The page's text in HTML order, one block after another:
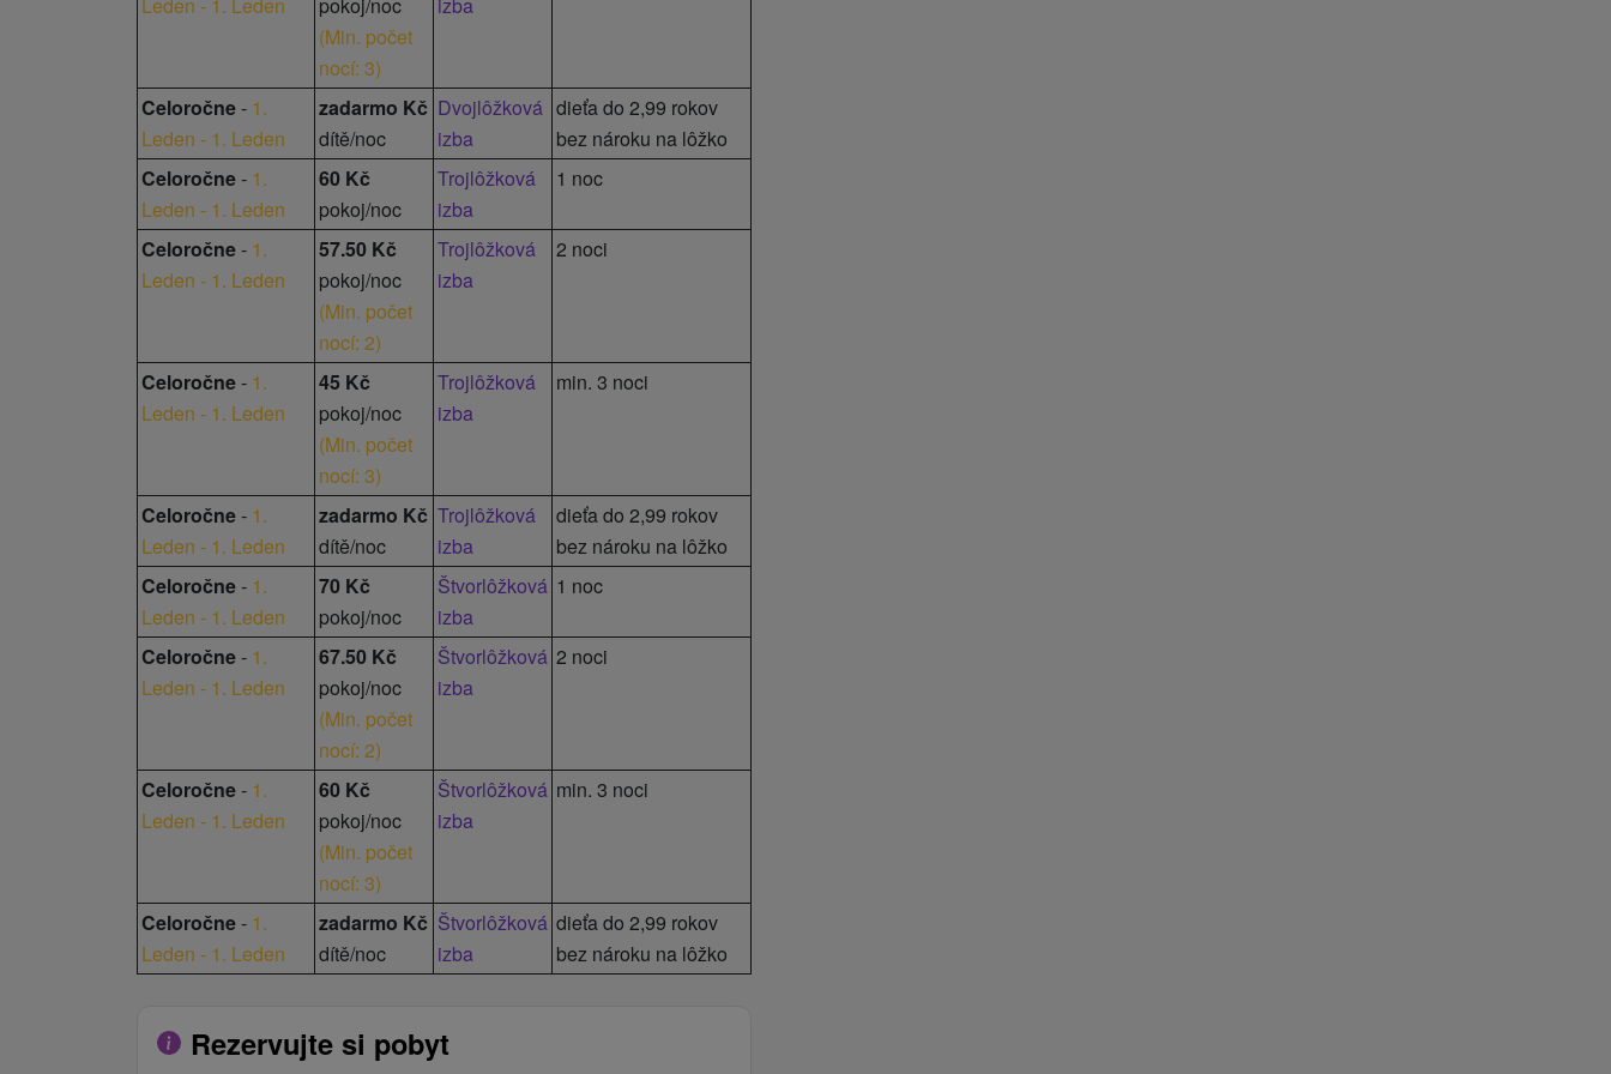
(Min. počet
nocí: 3)
Celoročne- 1.
Leden - 1. Leden
zadarmo Kč
dítě/noc
Dvojlôžková
izba
dieťa do 2,99 rokov
bez nároku na lôžko
Celoročne- 1.
Leden - 1. Leden
60 Kč
pokoj/noc
Trojlôžková
izba
1 noc
Celoročne- 1.
Leden - 1. Leden
57.50 Kč
pokoj/noc
(Min. počet
nocí: 2)
Trojlôžková
izba
2 noci
Celoročne- 1.
Leden - 1. Leden
45 Kč
pokoj/noc
(Min. počet
nocí: 3)
Trojlôžková
izba
min. 3 noci
Celoročne- 1.
Leden - 1. Leden
zadarmo Kč
dítě/noc
Trojlôžková
izba
dieťa do 2,99 rokov
bez nároku na lôžko
Celoročne- 1.
Leden - 1. Leden
70 Kč
pokoj/noc
Štvorlôžková
izba
1 noc
Celoročne- 1.
Leden - 1. Leden
67.50 Kč
pokoj/noc
(Min. počet
nocí: 2)
Štvorlôžková
izba
2 noci
Celoročne- 1.
Leden - 1. Leden
60 Kč
pokoj/noc
(Min. počet
nocí: 3)
Štvorlôžková
izba
min. 3 noci
Celoročne- 1.
Leden - 1. Leden
zadarmo Kč
dítě/noc
Štvorlôžková
izba
dieťa do 2,99 rokov
bez nároku na lôžko
Rezervujte si pobyt